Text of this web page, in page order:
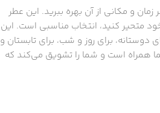
و مکانی از آن بهره ببرید. این عطر
متحیر کنید، انتخاب مناسبی است. این
برای روز و شب، برای تابستان و
همراه است و شما را تشویق می‌کند که